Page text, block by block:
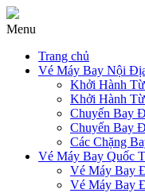
Menu
Trang chủ
Vé Máy Bay Nội
Khởi Hành
Khởi Hành
Chuyến Bay
Chuyến Bay
Các Chặng
Vé Máy Bay Quốc
Vé Máy Bay
Vé Máy Bay